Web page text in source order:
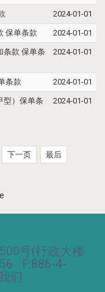
2024-01-01
保单条款 2024-01-01
条款 保单条
2024-01-01
条款 2024-01-01
型）保单条
2024-01-01
下一页 最后
号(行政大楼
F:886-4-
们